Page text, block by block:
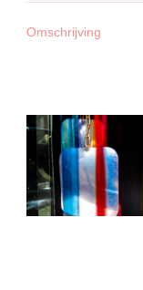
Omschrijving
emoties en relaties
In dit werk wordt
hand van
perspectieven
Alle verhalen